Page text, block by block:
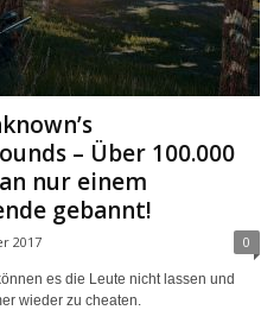
– Über 100.000
nur einem
gebannt!
2017 0
es die Leute nicht lassen und
wieder zu cheaten.